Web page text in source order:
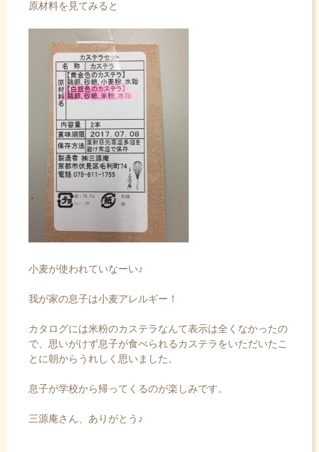
原材料を見てみると
小麦が使われていなーい♪
我が家の息子は小麦アレルギー！
カタログには米粉のカステラなんて表示は全くなかったの
で、思いがけず息子が食べられるカステラをいただいたこ
とに朝からうれしく思いました。
息子が学校から帰ってくるのが楽しみです。
三源庵さん、ありがとう♪